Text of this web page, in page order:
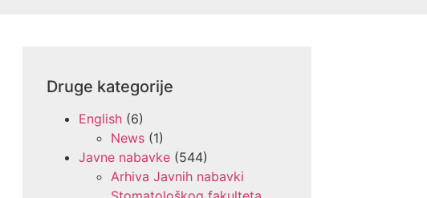
Druge kategorije
English(6)
News(1)
Javne nabavke(544)
Arhiva Javnih nabavki